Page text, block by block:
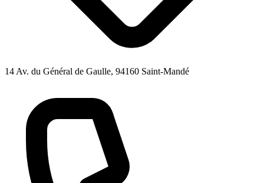
14 Av. du Général de Gaulle, 94160 Saint-Mandé